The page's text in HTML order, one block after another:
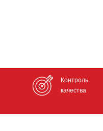
Контроль
качества